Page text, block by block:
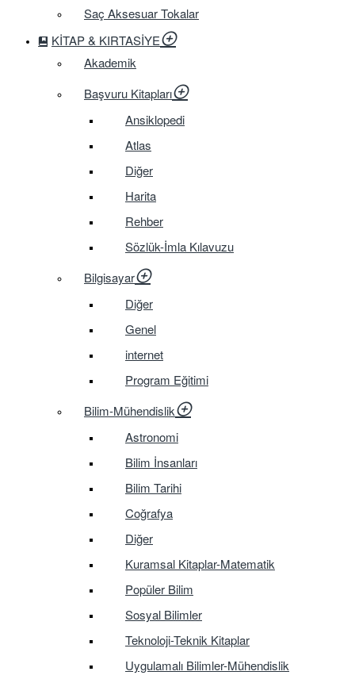
Saç Aksesuar Tokalar
KITAP & KIRTASIYE
Akademik
Başvuru Kitapları
Ansiklopedi
Atlas
Diğer
Harita
Rehber
Sözlük-İmla Kılavuzu
Bilgisayar
Diğer
Genel
internet
Program Eğitimi
Bilim-Mühendislik
Astronomi
Bilim İnsanları
Bilim Tarihi
Coğrafya
Diğer
Kuramsal Kitaplar-Matematik
Popüler Bilim
Sosyal Bilimler
Teknoloji-Teknik Kitaplar
Uygulamalı Bilimler-Mühendislik